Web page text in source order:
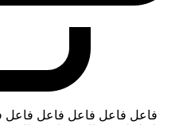
فاعل فاعل فاعل فاعل فاعل